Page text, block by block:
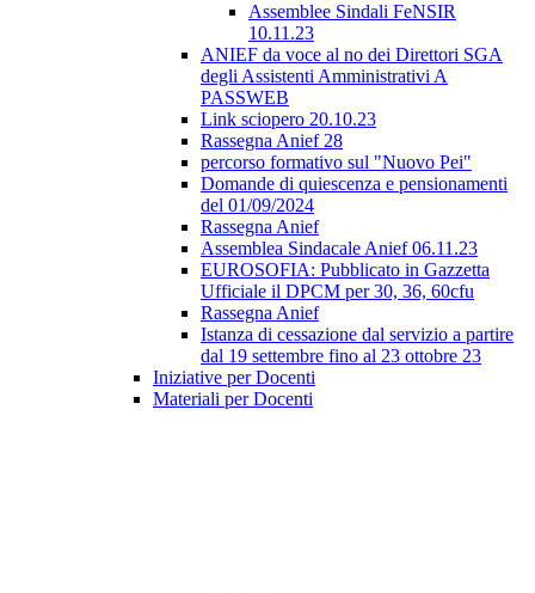
Assemblee Sindali FeNSIR
10.11.23
ANIEF da voce al no dei Direttori SGA
degli Assistenti Amministrativi A
PASSWEB
Link sciopero 20.10.23
Rassegna Anief 28
percorso formativo sul "Nuovo Pei"
Domande di quiescenza e pensionamenti
del 01/09/2024
Rassegna Anief
Assemblea Sindacale Anief 06.11.23
EUROSOFIA: Pubblicato in Gazzetta
Ufficiale il DPCM per 30, 36, 60cfu
Rassegna Anief
Istanza di cessazione dal servizio a partire
dal 19 settembre fino al 23 ottobre 23
Iniziative per Docenti
Materiali per Docenti